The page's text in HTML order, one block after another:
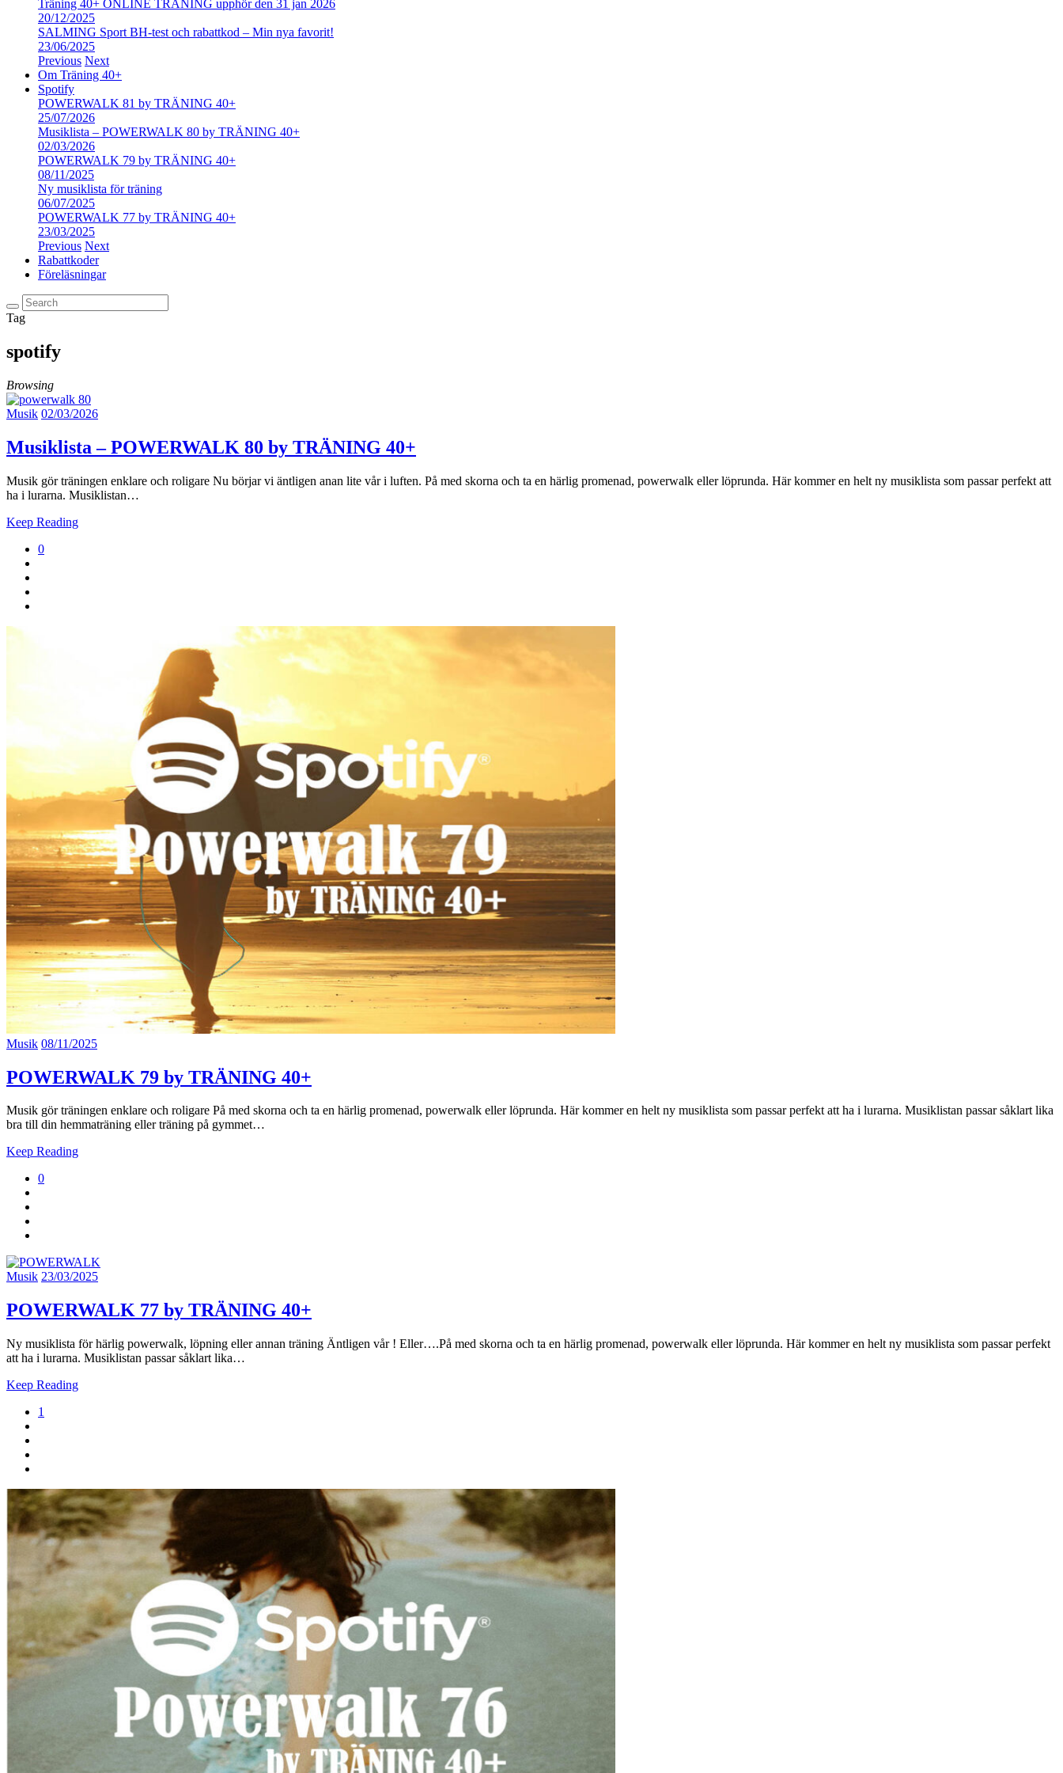
Träning 40+ ONLINE TRÄNING upphör den 31 jan 2026
20/12/2025
SALMING Sport BH-test och rabattkod – Min nya favorit!
23/06/2025
Previous Next
Om Träning 40+
Spotify
POWERWALK 81 by TRÄNING 40+
25/07/2026
Musiklista – POWERWALK 80 by TRÄNING 40+
02/03/2026
POWERWALK 79 by TRÄNING 40+
08/11/2025
Ny musiklista för träning
06/07/2025
POWERWALK 77 by TRÄNING 40+
23/03/2025
Previous Next
Rabattkoder
Föreläsningar
Tag
spotify
Browsing
Musik 02/03/2026
Musiklista – POWERWALK 80 by TRÄNING 40+
Musik gör träningen enklare och roligare Nu börjar vi äntligen anan lite vår i luften. På med skorna och ta en härlig promenad, powerwalk eller löprunda. Här kommer en helt ny musiklista som passar perfekt att
ha i lurarna. Musiklistan…
Keep Reading
0
Musik 08/11/2025
POWERWALK 79 by TRÄNING 40+
Musik gör träningen enklare och roligare På med skorna och ta en härlig promenad, powerwalk eller löprunda. Här kommer en helt ny musiklista som passar perfekt att ha i lurarna. Musiklistan passar såklart lika
bra till din hemmaträning eller träning på gymmet…
Keep Reading
0
Musik 23/03/2025
POWERWALK 77 by TRÄNING 40+
Ny musiklista för härlig powerwalk, löpning eller annan träning Äntligen vår ! Eller….På med skorna och ta en härlig promenad, powerwalk eller löprunda. Här kommer en helt ny musiklista som passar perfekt
att ha i lurarna. Musiklistan passar såklart lika…
Keep Reading
1